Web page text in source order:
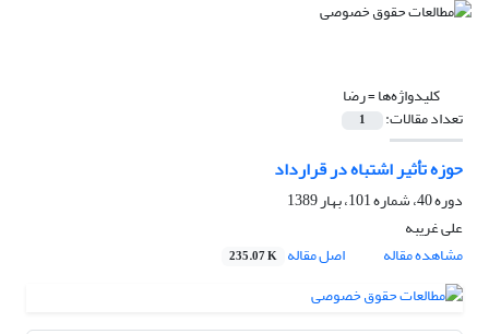
کلیدواژه‌ها =رضا
تعداد مقالات: 1
حوزه تأثیر اشتباه در قرارداد
دوره 40، شماره 101، بهار 1389
علی غریبه
مشاهده مقاله
اصل مقاله 235.07 K